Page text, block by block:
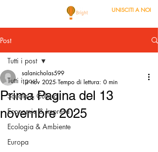
UNISCITI A NOI
Post
Tutti i post
Scuola & Cultura
Economia & Impresa
Ecologia & Ambiente
Europa
Tutti i post
Prima Pagina del 13
novembre 2025
salanicholas599
13 nov 2025 Tempo di lettura: 0 min